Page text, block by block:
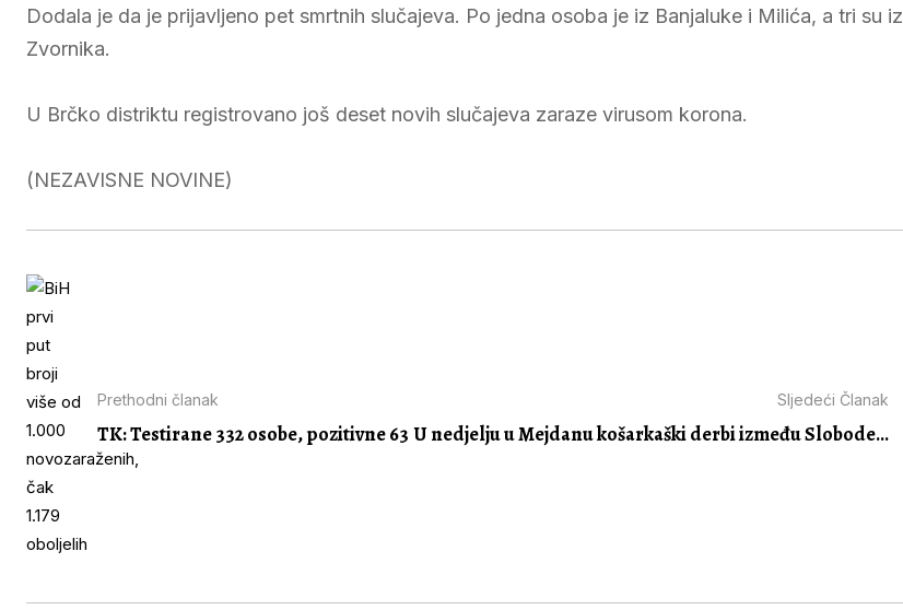
Dodala je da je prijavljeno pet smrtnih slučajeva. Po jedna osoba je iz Banjaluke i Milića, a tri su iz
Zvornika.
U Brčko distriktu registrovano još deset novih slučajeva zaraze virusom korona.
(NEZAVISNE NOVINE)
Prethodni članak
TK: Testirane 332 osobe, pozitivne 63
Sljedeći Članak
U nedjelju u Mejdanu košarkaški derbi između Slobode...